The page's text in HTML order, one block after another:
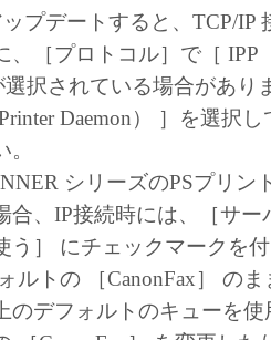
契約書です。
意』を示す下記のボタンを
ソフトウェア」のインスト
約書に同意したことになり
書に同意できない場合、「
ことはできません。
お客様が「キヤノン製品
ヤノン製品」に直接または
複数のコンピューター（以
において、「本ソフトウェ
プデートすると、TCP/IP
、［プロトコル］で［ IPP
選択されている場合があり
Daemon） ］を選択
シリーズのPSプリン
合、IP接続時には、［サ
う］ にチェックマークを
ルトの ［CanonFax］ の
のデフォルトのキューを